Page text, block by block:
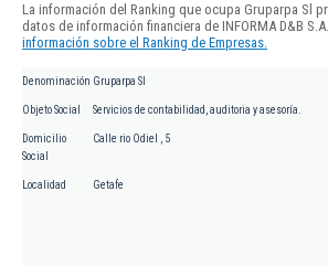
La información del Ranking que ocupa Gruparpa Sl
datos de información financiera de INFORMA D&B
información sobre el Ranking de Empresas.
Denominación Gruparpa Sl
Objeto Social Servicios de contabilidad, auditoria y asesoría.
Domicilio
Social
Calle rio Odiel , 5
Localidad Getafe